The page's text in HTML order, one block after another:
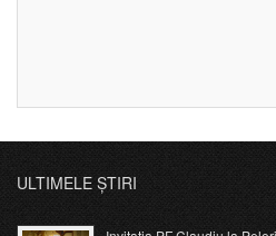
ULTIMELE ȘTIRI